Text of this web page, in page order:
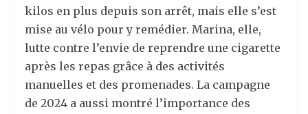
kilos en plus depuis son arrêt, mais elle s’est
mise au vélo pour y remédier. Marina, elle,
lutte contre l’envie de reprendre une cigarette
après les repas grâce à des activités
manuelles et des promenades. La campagne
de 2024 a aussi montré l’importance des